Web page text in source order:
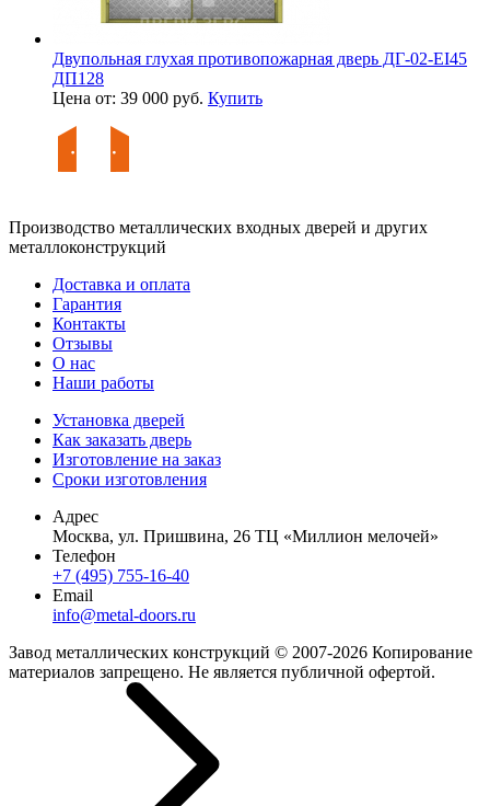
Двупольная глухая противопожарная дверь ДГ-02-EI45
ДП128
Цена от: 39 000 руб. Купить
Производство металлических входных дверей и других
металлоконструкций
Доставка и оплата
Гарантия
Контакты
Отзывы
О нас
Наши работы
Установка дверей
Как заказать дверь
Изготовление на заказ
Сроки изготовления
Адрес
Москва, ул. Пришвина, 26 ТЦ «Миллион мелочей»
Телефон
+7 (495) 755-16-40
Email
info@metal-doors.ru
Завод металлических конструкций © 2007-2026 Копирование
материалов запрещено. Не является публичной офертой.